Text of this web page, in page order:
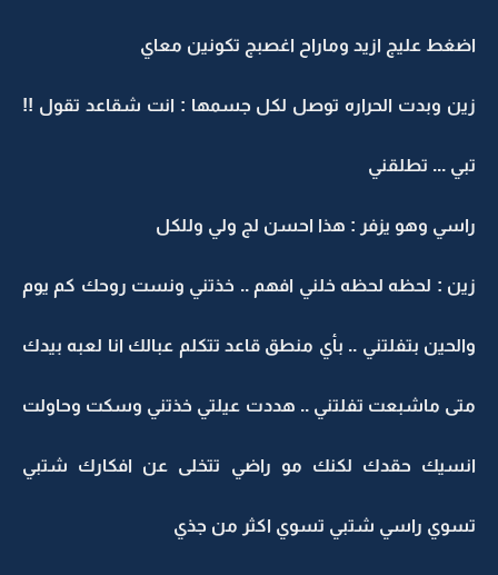
اضغط عليج ازيد وماراح اغصبج تكونين معاي
زين وبدت الحراره توصل لكل جسمها : انت شقاعد تقول !!
تبي ... تطلقني
راسي وهو يزفر : هذا احسن لج ولي وللكل
زين : لحظه لحظه خلني افهم .. خذتني ونست روحك كم يوم
والحين بتفلتني .. بأي منطق قاعد تتكلم عبالك انا لعبه بيدك
متى ماشبعت تفلتني .. هددت عيلتي خذتني وسكت وحاولت
انسيك حقدك لكنك مو راضي تتخلى عن افكارك شتبي
تسوي راسي شتبي تسوي اكثر من جذي